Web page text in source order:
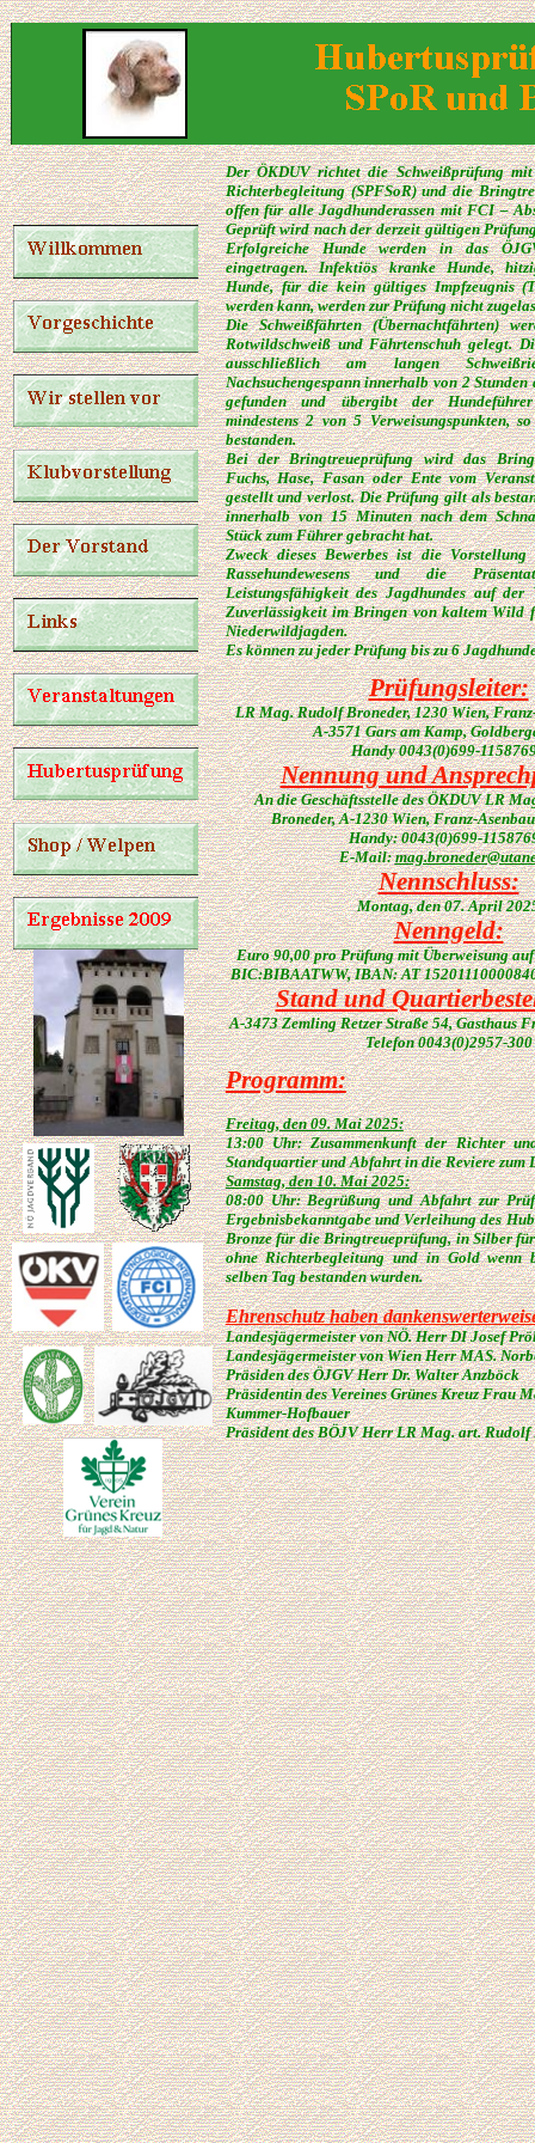
Der ÖKDUV richtet die Schweißprüfung
Richterbegleitung (SPFSoR) und die
offen für alle Jagdhunderassen mit FCI –
Geprüft wird nach der derzeit gültigen
Erfolgreiche Hunde werden in das
eingetragen. Infektiös kranke Hunde,
Hunde, für die kein gültiges Impfzeugnis
werden kann, werden zur Prüfung nicht
Die Schweißfährten (Übernachtfährten)
Rotwildschweiß und Fährtenschuh gelegt.
ausschließlich am langen
Nachsuchengespann innerhalb von 2 Stunden
gefunden und übergibt der
mindestens 2 von 5 Verweisungspunkten,
bestanden.
Bei der Bringtreueprüfung wird das
Fuchs, Hase, Fasan oder Ente vom
gestellt und verlost. Die Prüfung gilt als
innerhalb von 15 Minuten nach dem
Stück zum Führer gebracht hat.
Zweck dieses Bewerbes ist die
Rassehundewesens und die
Leistungsfähigkeit des Jagdhundes auf der
Zuverlässigkeit im Bringen von kaltem Wild
Niederwildjagden.
Es können zu jeder Prüfung bis zu 6
Prüfungsleiter:
LR Mag. Rudolf Broneder, 1230 Wien,
A-3571 Gars am Kamp,
Handy 0043(0)699-
Nennung und
An die Geschäftsstelle des ÖKDUV LR
Broneder, A-1230 Wien, Franz-
Handy: 0043(0)699-
E-Mail:
Nennschluss:
Montag, den 07. April
Nenngeld:
Euro 90,00 pro Prüfung mit Überweisung
BIC:BIBAATWW, IBAN: AT
Stand und
A-3473 Zemling Retzer Straße 54, Gasthaus
Telefon 0043(0)2957-300
Programm:
Freitag, den 09. Mai 2025:
13:00 Uhr: Zusammenkunft der Richter
Standquartier und Abfahrt in die Reviere zum
Samstag, den 10. Mai 2025:
08:00 Uhr: Begrüßung und Abfahrt zur
Ergebnisbekanntgabe und Verleihung des
Bronze für die Bringtreueprüfung, in Silber
ohne Richterbegleitung und in Gold wenn
selben Tag bestanden wurden.
Ehrenschutz haben
Landesjägermeister von NÖ. Herr DI Josef
Landesjägermeister von Wien Herr MAS.
Präsiden des ÖJGV Herr Dr. Walter Anzböck
Präsidentin des Vereines Grünes Kreuz Frau
Kummer-Hofbauer
Präsident des BÖJV Herr LR Mag. art. Rudolf